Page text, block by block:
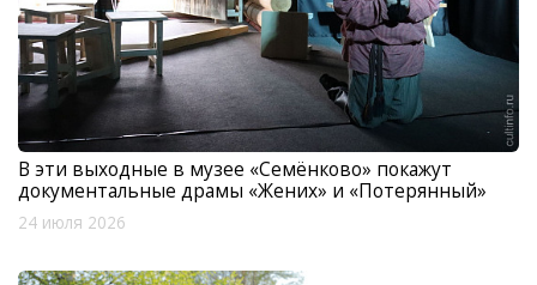
В эти выходные в музее «Семёнково» покажут
документальные драмы «Жених» и «Потерянный»
24 июля 2026